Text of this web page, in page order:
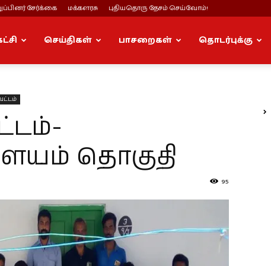
சேர்க்கை மக்களரசு புதியதொரு தேசம் செய்வோம்!
செய்திகள் பாசறைகள் தொடர்புக்கு
தொகுதி
95